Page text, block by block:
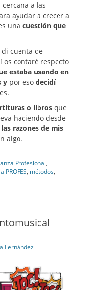
a las
ayudar a crecer a
una cuestión que
di cuenta de
os contaré respecto
estaba usando en
y por eso decidí
o libros que
haciendo desde
razones de mis
algo.
Profesional,
PROFES, métodos,
Fernández